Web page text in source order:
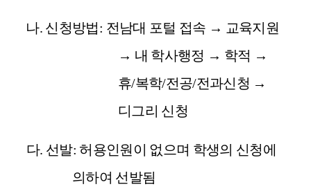
나. 신청방법: 전남대 포털 접속 → 교육지원
→ 내 학사행정 → 학적 →
휴/복학/전공/전과신청 →
디그리 신청
다. 선발: 허용인원이 없으며 학생의 신청에
의하여 선발됨